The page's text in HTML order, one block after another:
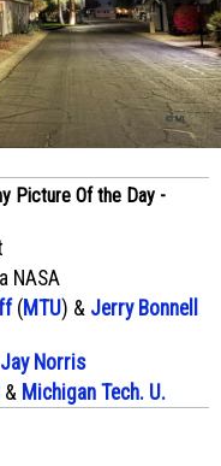
Picture Of the Day -
NASA
(MTU) & Jerry Bonnell
Jay Norris
& Michigan Tech. U.